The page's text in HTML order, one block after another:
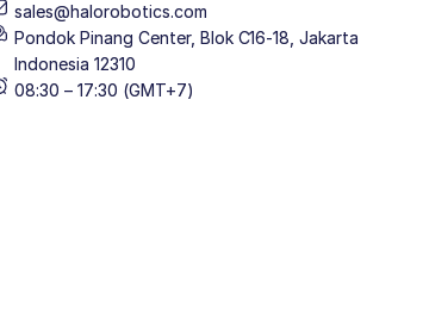
sales@halorobotics.com
Pondok Pinang Center, Blok C16-18, Jakarta
Indonesia 12310
08:30 – 17:30 (GMT+7)